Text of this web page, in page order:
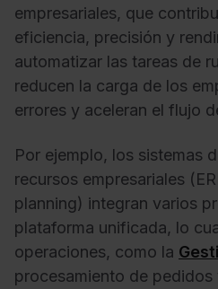
empresariales, que
eficiencia, precisión y
automatizar las tareas de
reducen la carga de los
errores y aceleran el flujo
Por ejemplo, los sistemas
recursos empresariales
planning) integran varios
plataforma unificada, lo
operaciones, como la
procesamiento de